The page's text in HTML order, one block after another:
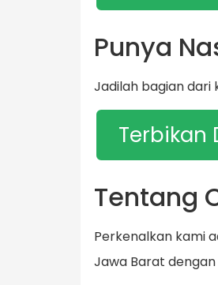
Punya
Jadilah bagian dari
Terbikan
Tentang
Perkenalkan kami
Jawa Barat